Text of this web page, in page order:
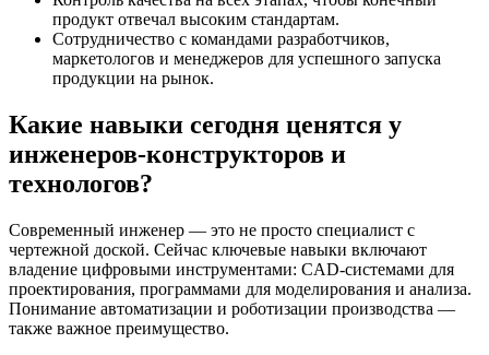
продукт отвечал высоким стандартам.
Сотрудничество с командами разработчиков,
маркетологов и менеджеров для успешного запуска
продукции на рынок.
Какие навыки сегодня ценятся у
инженеров-конструкторов и
технологов?
Современный инженер — это не просто специалист с
чертежной доской. Сейчас ключевые навыки включают
владение цифровыми инструментами: CAD-системами для
проектирования, программами для моделирования и анализа.
Понимание автоматизации и роботизации производства —
также важное преимущество.